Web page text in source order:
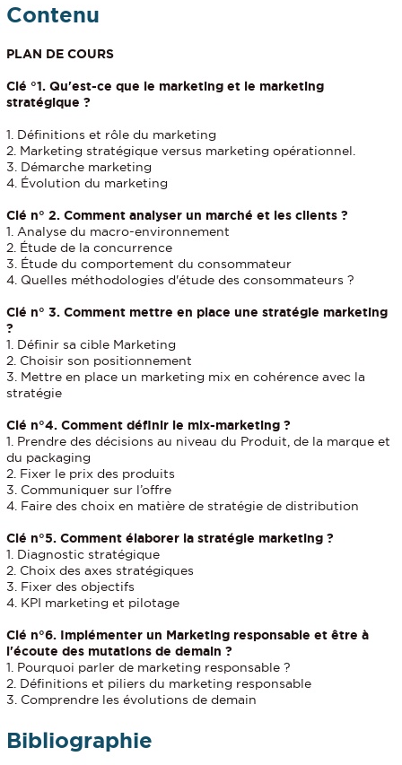
Contenu
PLAN DE COURS
Clé °1. Qu'est-ce que le marketing et le marketing
stratégique ?
1. Définitions et rôle du marketing
2. Marketing stratégique versus marketing opérationnel.
3. Démarche marketing
4. Évolution du marketing
Clé n° 2. Comment analyser un marché et les clients ?
1. Analyse du macro-environnement
2. Étude de la concurrence
3. Étude du comportement du consommateur
4. Quelles méthodologies d'étude des consommateurs ?
Clé n° 3. Comment mettre en place une stratégie marketing
?
1. Définir sa cible Marketing
2. Choisir son positionnement
3. Mettre en place un marketing mix en cohérence avec la
stratégie
Clé n°4. Comment définir le mix-marketing ?
1. Prendre des décisions au niveau du Produit, de la marque et
du packaging
2. Fixer le prix des produits
3. Communiquer sur l’offre
4. Faire des choix en matière de stratégie de distribution
Clé n°5. Comment élaborer la stratégie marketing ?
1. Diagnostic stratégique
2. Choix des axes stratégiques
3. Fixer des objectifs
4. KPI marketing et pilotage
Clé n°6. Implémenter un Marketing responsable et être à
l'écoute des mutations de demain ?
1. Pourquoi parler de marketing responsable ?
2. Définitions et piliers du marketing responsable
3. Comprendre les évolutions de demain
Bibliographie